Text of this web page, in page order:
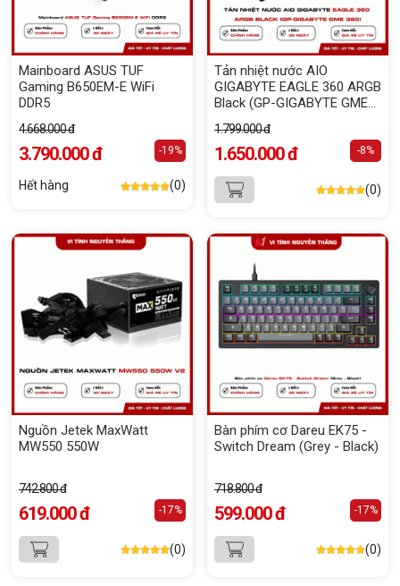
Mainboard ASUS TUF
Gaming B650EM-E WiFi
DDR5
4.668.000 đ
3.790.000 đ -19%
Hết hàng (0)
Tản nhiệt nước AIO
GIGABYTE EAGLE 360 ARGB
Black (GP-GIGABYTE GME
1.799.000 đ
1.650.000 đ -8%
(0)
Nguồn Jetek MaxWatt
MW550 550W
742.800 đ
619.000 đ -17%
(0)
Bàn phím cơ Dareu EK75 -
Switch Dream (Grey - Black)
718.800 đ
599.000 đ -17%
(0)